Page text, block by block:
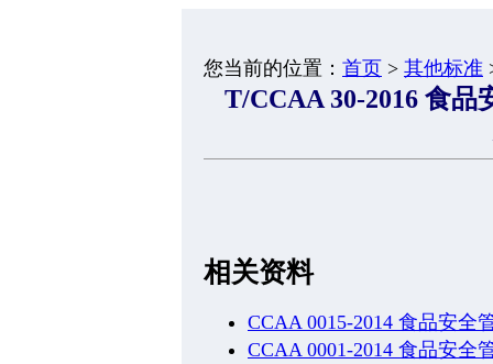
您当前的位置： 首页 > 其他标准
T/CCAA 30-2016 食
相关资料
CCAA 0015-2014 食品安全
CCAA 0001-2014 食品安全